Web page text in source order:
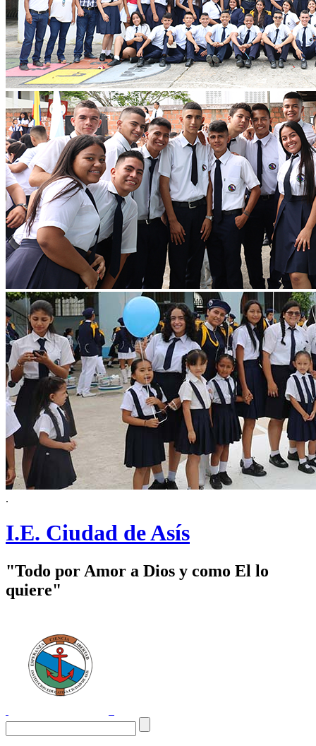
.
I.E. Ciudad de Asís
"Todo por Amor a Dios y como El lo
quiere"